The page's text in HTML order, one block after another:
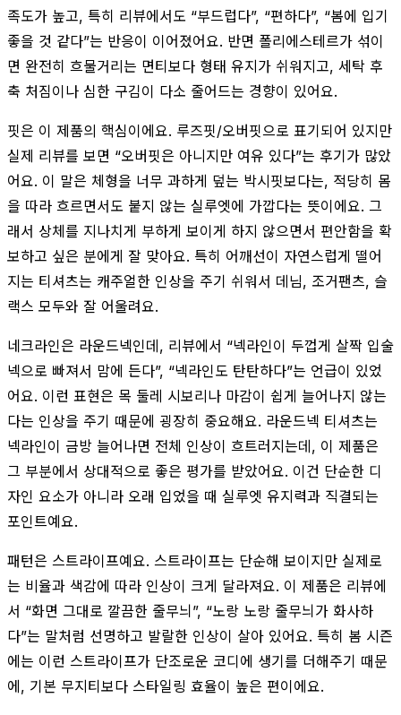
족도가 높고, 특히 리뷰에서도 “부드럽다”, “편하다”, “봄에 입기
좋을 것 같다”는 반응이 이어졌어요. 반면 폴리에스테르가 섞이
면 완전히 흐물거리는 면티보다 형태 유지가 쉬워지고, 세탁 후
축 처짐이나 심한 구김이 다소 줄어드는 경향이 있어요.
핏은 이 제품의 핵심이에요. 루즈핏/오버핏으로 표기되어 있지만
실제 리뷰를 보면 “오버핏은 아니지만 여유 있다”는 후기가 많았
어요. 이 말은 체형을 너무 과하게 덮는 박시핏보다는, 적당히 몸
을 따라 흐르면서도 붙지 않는 실루엣에 가깝다는 뜻이에요. 그
래서 상체를 지나치게 부하게 보이게 하지 않으면서 편안함을 확
보하고 싶은 분에게 잘 맞아요. 특히 어깨선이 자연스럽게 떨어
지는 티셔츠는 캐주얼한 인상을 주기 쉬워서 데님, 조거팬츠, 슬
랙스 모두와 잘 어울려요.
네크라인은 라운드넥인데, 리뷰에서 “넥라인이 두껍게 살짝 입술
넥으로 빠져서 맘에 든다”, “넥라인도 탄탄하다”는 언급이 있었
어요. 이런 표현은 목 둘레 시보리나 마감이 쉽게 늘어나지 않는
다는 인상을 주기 때문에 굉장히 중요해요. 라운드넥 티셔츠는
넥라인이 금방 늘어나면 전체 인상이 흐트러지는데, 이 제품은
그 부분에서 상대적으로 좋은 평가를 받았어요. 이건 단순한 디
자인 요소가 아니라 오래 입었을 때 실루엣 유지력과 직결되는
포인트예요.
패턴은 스트라이프예요. 스트라이프는 단순해 보이지만 실제로
는 비율과 색감에 따라 인상이 크게 달라져요. 이 제품은 리뷰에
서 “화면 그대로 깔끔한 줄무늬”, “노랑 노랑 줄무늬가 화사하
다”는 말처럼 선명하고 발랄한 인상이 살아 있어요. 특히 봄 시즌
에는 이런 스트라이프가 단조로운 코디에 생기를 더해주기 때문
에, 기본 무지티보다 스타일링 효율이 높은 편이에요.